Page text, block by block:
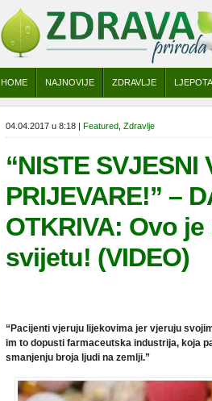
HOME NAJNOVIJE ZDRAVLJE LJEPOTA
04.04.2017 u 8:18 | Featured Zdravlje
“NISTE SVJESNI
PRIJEVARE!” –
OTKRIVA: Ovo
svijetu! (VIDEO)
“Pacijenti vjeruju lijekovima jer vjeruju
im to dopusti farmaceutska industrija, koja
smanjenju broja ljudi na zemlji.”